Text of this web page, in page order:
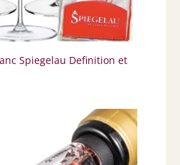
Spiegelau Definition et